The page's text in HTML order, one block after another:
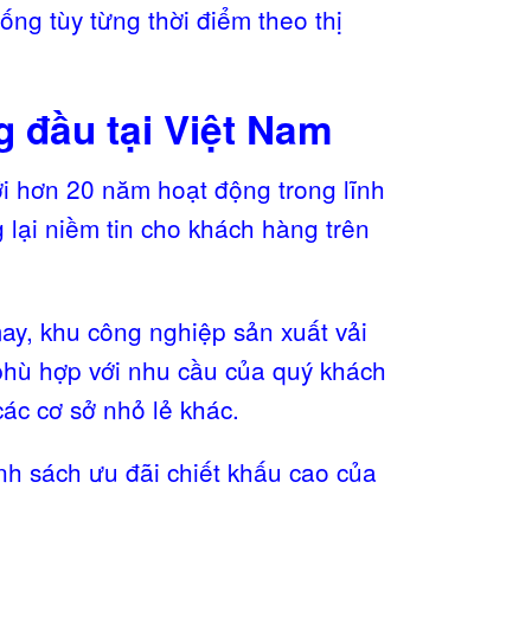
tùy từng thời điểm theo thị
đầu tại Việt Nam
hơn 20 năm hoạt động trong lĩnh
niềm tin cho khách hàng trên
khu công nghiệp sản xuất vải
hợp với nhu cầu của quý khách
cơ sở nhỏ lẻ khác.
sách ưu đãi chiết khấu cao của